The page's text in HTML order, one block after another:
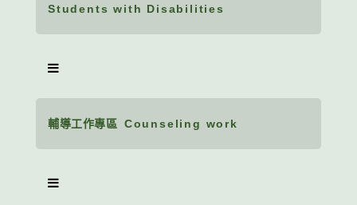
Students with Disabilities
輔導工作專區 Counseling work